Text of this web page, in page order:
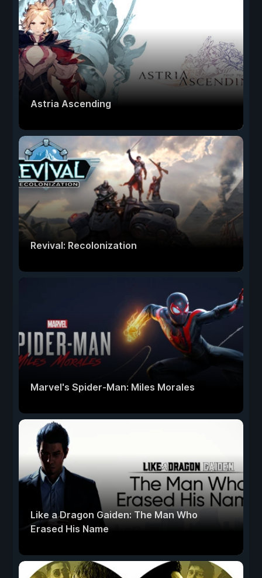
Astria Ascending
Revival: Recolonization
Marvel's Spider-Man: Miles Morales
Like a Dragon Gaiden: The Man Who
Erased His Name